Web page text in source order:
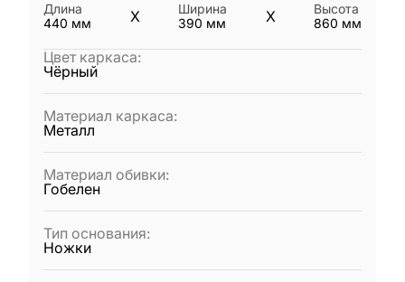
Длина
440 мм X
Ширина
390 мм X
Высота
860 мм
Цвет каркаса:
Чёрный
Материал каркаса:
Металл
Материал обивки:
Гобелен
Тип основания:
Ножки